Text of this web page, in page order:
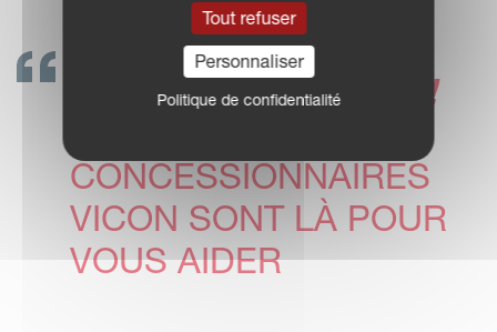
CONTACTEZ-NOUS !
CONCESSIONNAIRES
VICON SONT LÀ POUR
VOUS AIDER
Tout refuser
Personnaliser
Politique de confidentialité